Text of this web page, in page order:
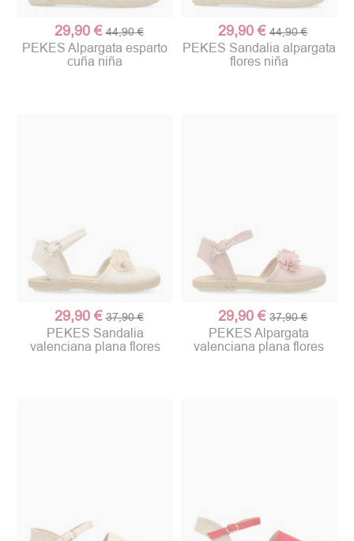
29,90 € 44,90 €
PEKES Alpargata esparto
cuña niña
29,90 € 44,90 €
PEKES Sandalia alpargata
flores niña
29,90 € 37,90 €
PEKES Sandalia
valenciana plana flores
29,90 € 37,90 €
PEKES Alpargata
valenciana plana flores